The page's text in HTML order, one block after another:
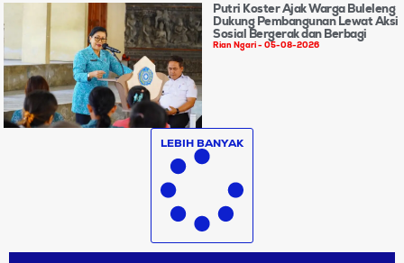
Putri Koster Ajak Warga Buleleng
Dukung Pembangunan Lewat Aksi
Sosial Bergerak dan Berbagi
Rian Ngari 05-08-2026
LEBIH BANYAK